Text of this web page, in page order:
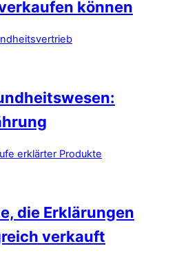
können
die Erklärungen
verkauft